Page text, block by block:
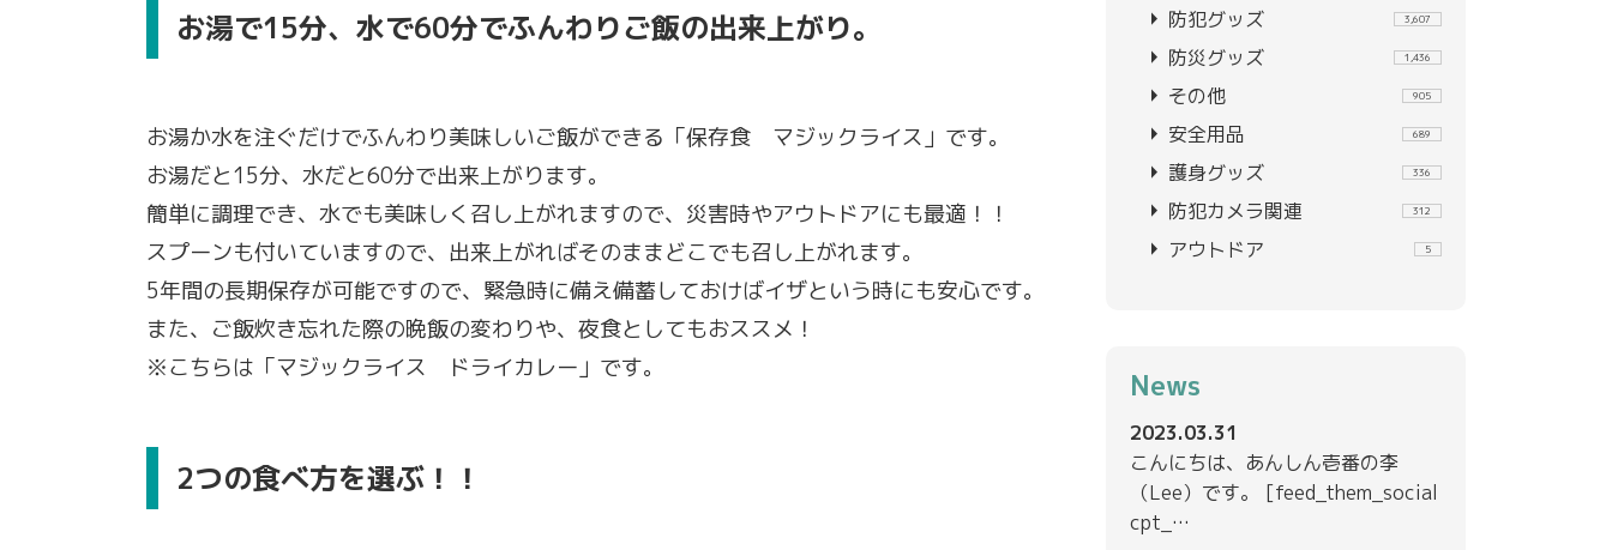
お湯で15分、水で60分でふんわりご飯の出来上がり。
お湯か水を注ぐだけでふんわり美味しいご飯ができる「保存食 マジックライス」です。
お湯だと15分、水だと60分で出来上がります。
簡単に調理でき、水でも美味しく召し上がれますので、災害時やアウトドアにも最適！！
スプーンも付いていますので、出来上がればそのままどこでも召し上がれます。
5年間の長期保存が可能ですので、緊急時に備え備蓄しておけばイザという時にも安心です。
また、ご飯炊き忘れた際の晩飯の変わりや、夜食としてもおススメ！
※こちらは「マジックライス ドライカレー」です。
2つの食べ方を選ぶ！！
arrow_right 防犯グッズ 3,607
arrow_right 防災グッズ 1,436
arrow_right その他 905
arrow_right 安全用品 689
arrow_right 護身グッズ 336
arrow_right 防犯カメラ関連 312
arrow_right アウトドア 5
News
2023.03.31
こんにちは、あんしん壱番の李
（Lee）です。 [feed_them_social
cpt_…